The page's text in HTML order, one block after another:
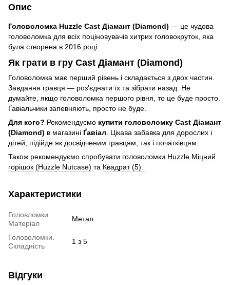
Опис
Головоломка Huzzle Cast Діамант (Diamond) — це чудова
головоломка для всіх поціновувачів хитрих головокруток, яка
була створена в 2016 році.
Як грати в гру Cast Діамант (Diamond)
Головоломка має перший рівень і складається з двох частин.
Завдання гравця — роз'єднати їх та зібрати назад. Не
думайте, якщо головоломка першого рівня, то це буде просто.
Ґавіальчики запевняють, просто не буде.
Для кого? Рекомендуємо купити головоломку Cast Діамант
(Diamond) в магазині Ґавіал . Цікава забавка для дорослих і
дітей, підійде як досвідченим гравцям, так і початківцям.
Також рекомендуємо спробувати головоломки Huzzle Міцний
горішок (Huzzle Nutcase) та Квадрат (5).
Характеристики
Головломки.
Матеріал
Метал
Головоломки.
Складність
1 з 5
Відгуки